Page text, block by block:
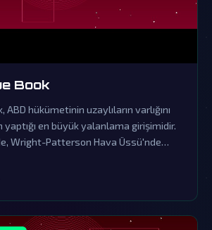
Book
hükümetinin uzaylıların varlığını
en büyük yalanlama girişimidir.
Wright-Patterson Hava Üssü'nde